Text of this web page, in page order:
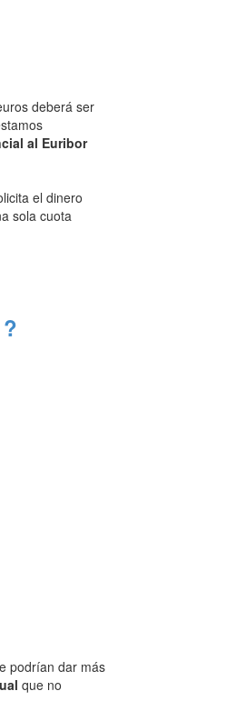
deberá ser
al Euribor
el dinero
sola cuota
podrían dar más
que no